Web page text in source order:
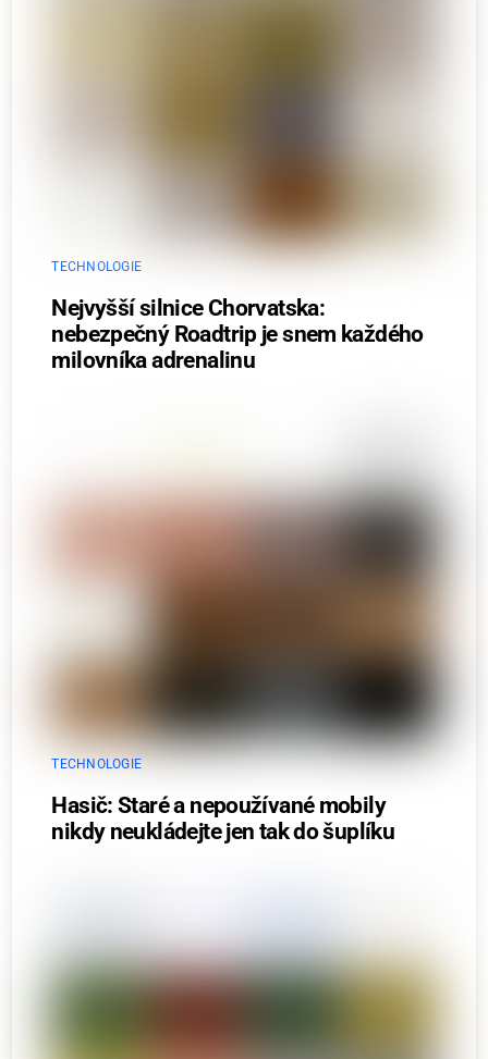
TECHNOLOGIE
Nejvyšší silnice Chorvatska:
nebezpečný Roadtrip je snem každého
milovníka adrenalinu
TECHNOLOGIE
Hasič: Staré a nepoužívané mobily
nikdy neukládejte jen tak do šuplíku